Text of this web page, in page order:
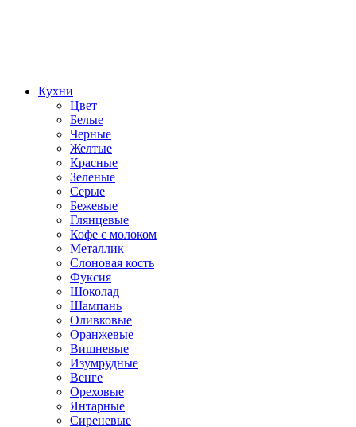
Кухни
Цвет
Белые
Черные
Желтые
Красные
Зеленые
Серые
Бежевые
Глянцевые
Кофе с молоком
Металлик
Слоновая кость
Фуксия
Шоколад
Шампань
Оливковые
Оранжевые
Вишневые
Изумрудные
Венге
Ореховые
Янтарные
Сиреневые